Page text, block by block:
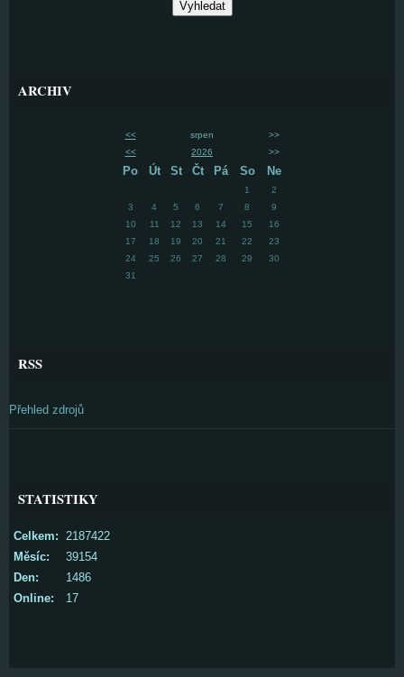
ARCHIV
<< srpen
>>
<<
2026 >>
Po Út St Čt Pá So Ne
1
2
3
4 5 6 7 8
9
10
11 12 13 14 15
16
17
18 19 20 21 22
23
24
25 26 27 28 29
30
31
RSS
Přehled zdrojů
STATISTIKY
Online: 17
Celkem: 2187422
Měsíc:
39154
Den:
1486